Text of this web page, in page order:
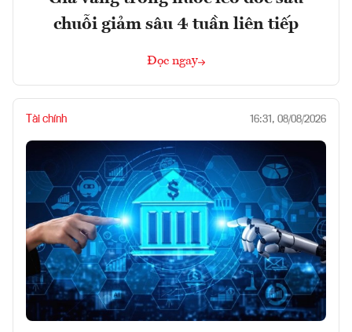
chuỗi giảm sâu 4 tuần liên tiếp
Đọc ngay
Tài chính 16:31, 08/08/2026